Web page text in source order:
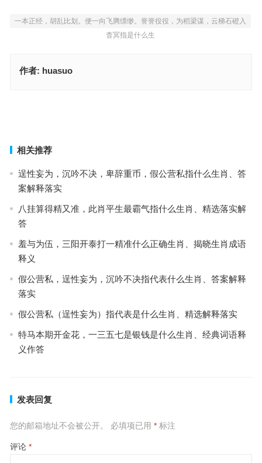
一本正经，胡乱比划。便一向飞腾缥缈。誉誉役役，为稻梁谋，云梯石磴入
杳冥指是什么生
作者: huasuo
相关推荐
逞性妄为，沉吟不决，卑辞重币，假公营私指什么生肖、答
案解释落实
八挂算得精又准，此肖平生最霸气指什么生肖、精选落实解
答
羞与为伍，三阳开泰打一精准什么正确生肖、揭晓生肖成语
释义
假公营私，逞性妄为，沉吟不决指代表什么生肖、答案解释
落实
假公营私（逞性妄为）指代表是什么生肖、精选解释落实
特马本期开金花，一三五七是银钱是什么生肖、经典词语释
义作答
发表回复
您的邮箱地址不会被公开。 必填项已用 *标注
评论 *